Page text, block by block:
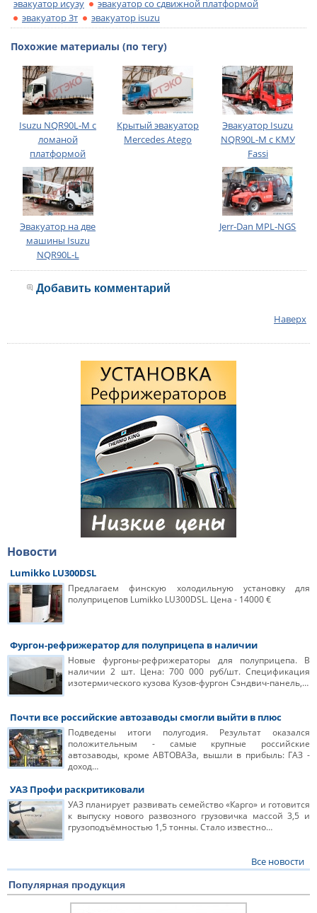
эвакуатор исузу
эвакуатор со сдвижной платформой
эвакуатор 3т
эвакуатор isuzu
Похожие материалы (по тегу)
Isuzu NQR90L-M с
ломаной
платформой
Крытый эвакуатор
Mercedes Atego
Эвакуатор Isuzu
NQR90L-M с КМУ
Fassi
Эвакуатор на две
машины Isuzu
NQR90L-L
Jerr-Dan MPL-NGS
Добавить комментарий
Наверх
Новости
Lumikko LU300DSL
Предлагаем финскую холодильную установку для
полуприцепов Lumikko LU300DSL. Цена - 14000 €
Фургон-рефрижератор для полуприцепа в наличии
Новые фургоны-рефрижераторы для полуприцепа. В
наличии 2 шт. Цена: 700 000 руб/шт. Спецификация
изотермического кузова Кузов-фургон Сэндвич-панель,…
Почти все российские автозаводы смогли выйти в плюс
Подведены итоги полугодия. Результат оказался
положительным - самые крупные российские
автозаводы, кроме АВТОВАЗа, вышли в прибыль: ГАЗ -
доход…
УАЗ Профи раскритиковали
УАЗ планирует развивать семейство «Карго» и готовится
к выпуску нового развозного грузовичка массой 3,5 и
грузоподъёмностью 1,5 тонны. Стало известно…
Все новости
Популярная продукция